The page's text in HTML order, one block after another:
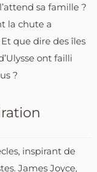
sa famille ?
la chute a
que dire des îles
ont failli
?
inspirant de
James Joyce,